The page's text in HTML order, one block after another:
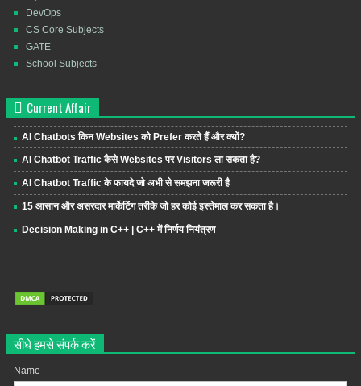
DevOps
CS Core Subjects
GATE
School Subjects
Current Affair
AI Chatbots किन Websites को Prefer करते हैं और क्यों?
AI Chatbot Traffic कैसे Websites पर Visitors ला सकता है?
AI Chatbot Traffic के फायदे जो अभी से समझना जरूरी है
15 आसान और असरदार मार्केटिंग तरीके जो हर कोई इस्तेमाल कर सकता है।
Decision Making in C++ | C++ में निर्णय नियंत्रण
सीधे हमसे संपर्क करें
Name